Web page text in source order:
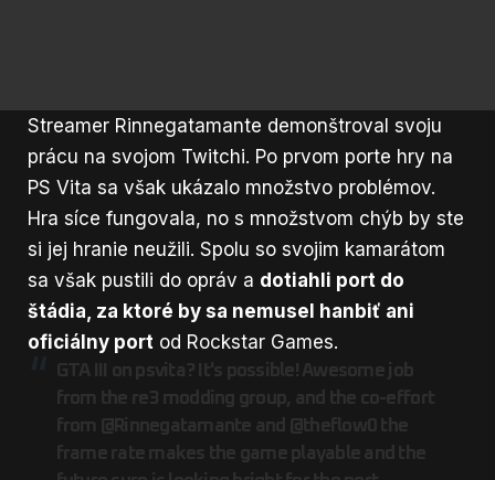
Streamer Rinnegatamante demonštroval svoju
prácu na svojom Twitchi. Po prvom porte hry na
PS Vita sa však ukázalo množstvo problémov.
Hra síce fungovala, no s množstvom chýb by ste
si jej hranie neužili. Spolu so svojim kamarátom
sa však pustili do opráv a dotiahli port do
štádia, za ktoré by sa nemusel hanbiť ani
oficiálny port od Rockstar Games.